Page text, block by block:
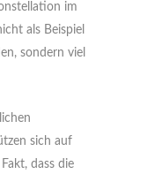
im
als Beispiel
sondern viel
sich auf
dass die